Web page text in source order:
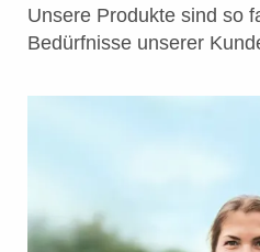
Unsere Produkte sind so
Bedürfnisse unserer